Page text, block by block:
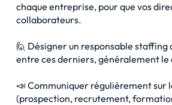
chaque entreprise, pour que vos
collaborateurs.
🙋 Désigner un responsable
entre ces derniers, généralement
📣 Communiquer régulièrement sur
(prospection, recrutement,